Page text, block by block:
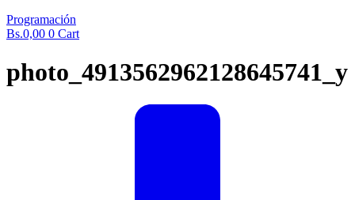
Programación
Bs.0,00 0 Cart
photo_4913562962128645741_y